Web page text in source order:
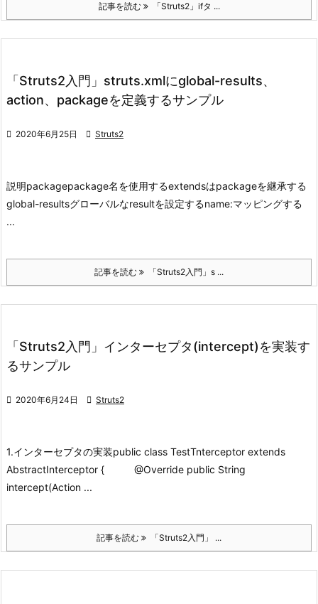
記事を読む 「Struts2」ifタ ...
「Struts2入門」struts.xmlにglobal-results、
action、packageを定義するサンプル
 2020年6月25日  Struts2
説明packagepackage名を使用するextendsはpackageを継承する
global-resultsグローバルなresultを設定するname:マッピングする
...
記事を読む 「Struts2入門」s ...
「Struts2入門」インターセプタ(intercept)を実装す
るサンプル
 2020年6月24日  Struts2
1.インターセプタの実装public class TestTnterceptor extends
AbstractInterceptor { @Override public String
intercept(Action ...
記事を読む 「Struts2入門」 ...